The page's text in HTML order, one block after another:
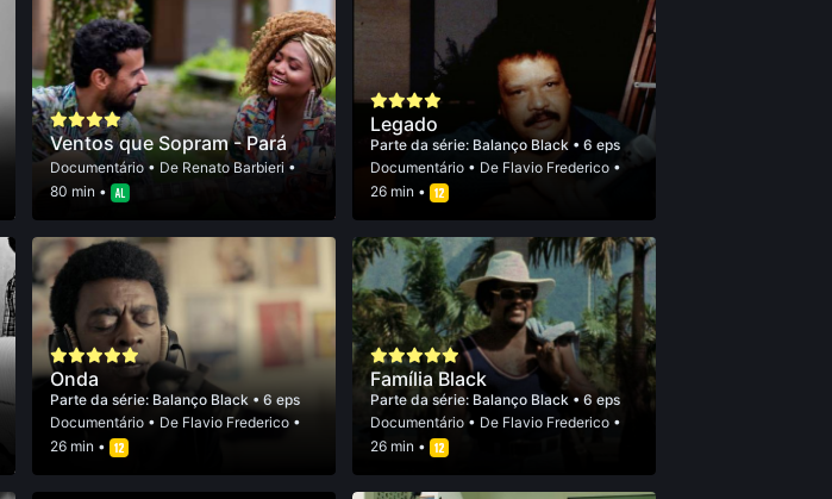
Ventos que Sopram - Pará
Documentário • De Renato Barbieri •
80 min •
Legado
Parte da série: Balanço Black • 6 eps
Documentário • De Flavio Frederico •
26 min •
Onda
Parte da série: Balanço Black • 6 eps
Documentário • De Flavio Frederico •
26 min •
Família Black
Parte da série: Balanço Black • 6 eps
Documentário • De Flavio Frederico •
26 min •